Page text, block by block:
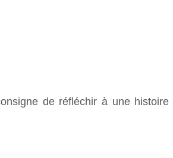
de réfléchir à une histoire